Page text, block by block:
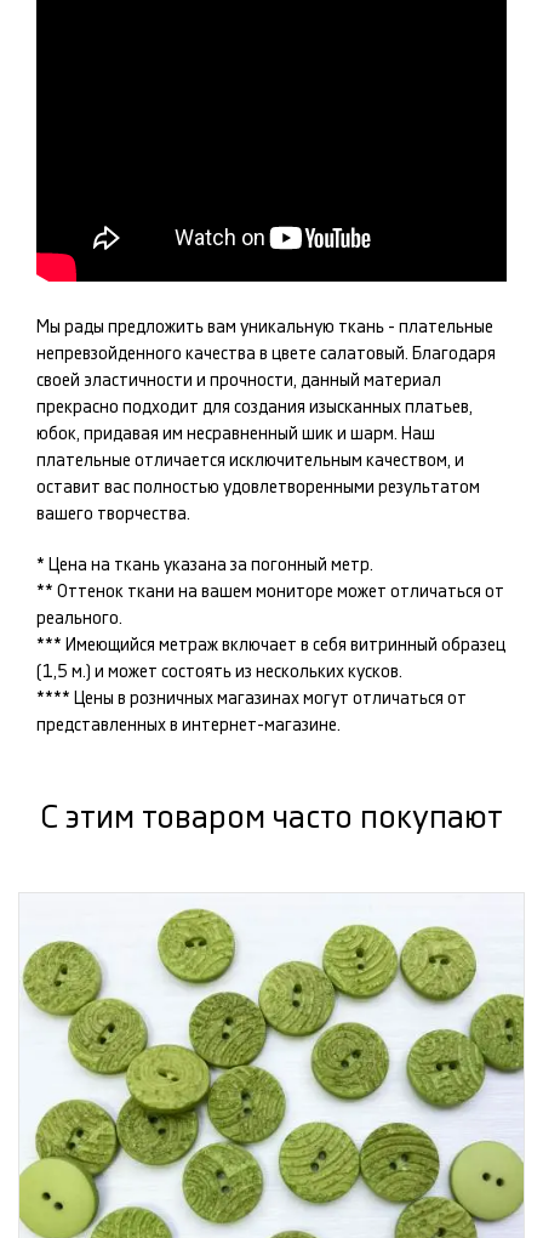
Мы рады предложить вам уникальную ткань - плательные
непревзойденного качества в цвете салатовый. Благодаря
своей эластичности и прочности, данный материал
прекрасно подходит для создания изысканных платьев,
юбок, придавая им несравненный шик и шарм. Наш
плательные отличается исключительным качеством, и
оставит вас полностью удовлетворенными результатом
вашего творчества.
* Цена на ткань указана за погонный метр.
** Оттенок ткани на вашем мониторе может отличаться от
реального.
*** Имеющийся метраж включает в себя витринный образец
(1,5 м.) и может состоять из нескольких кусков.
**** Цены в розничных магазинах могут отличаться от
представленных в интернет-магазине.
С этим товаром часто покупают